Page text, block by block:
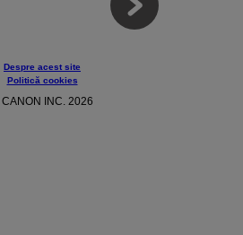
Despre acest site
Politică cookies
INC. 2026